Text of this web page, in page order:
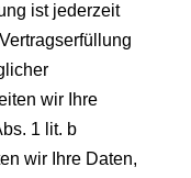
ist jederzeit
wir Ihre
1 lit. b
wir Ihre Daten,